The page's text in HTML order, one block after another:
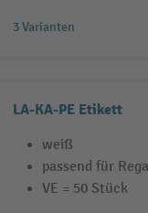
3 Varianten
LA-KA-PE Etikett
weiß
passend für
VE = 50 Stück